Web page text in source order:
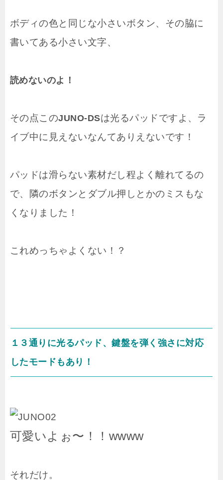
ボディの色と同じな小さいボタン、その脇に
書いてある小さい文字、
読めないのよ！
その点このJUNO-DSは光るパッドですよ、ラ
イブ中に見えないなんてありえないです！
パッドは滑らない素材だし程よく離れてるの
で、隣のボタンとダブル押しとかのミスもな
くなりました！
これめっちゃよくない！？
１３通りに光るパッド、鍵盤を弾く強さに対応
したモードもあり！
可愛いよぉ〜！！wwww
それだけ。